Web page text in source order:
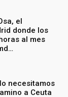
el
donde los
al mes
necesitamos
a Ceuta